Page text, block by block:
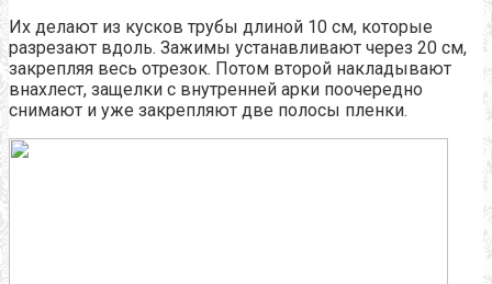
Их делают из кусков трубы длиной 10 см, которые
разрезают вдоль. Зажимы устанавливают через 20 см,
закрепляя весь отрезок. Потом второй накладывают
внахлест, защелки с внутренней арки поочередно
снимают и уже закрепляют две полосы пленки.